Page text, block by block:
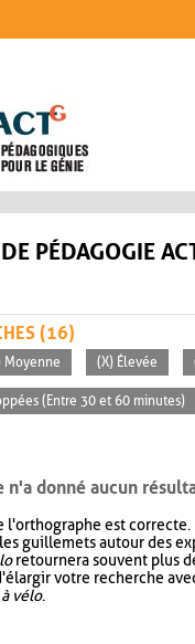
PÉDAGOGIE
(16)
Moyenne (X) Élevée
(Entre 30 et 60 minutes)
n'a donné aucun
l'orthographe est correcte.
guillemets autour des
retournera souvent plus
votre recherche
vélo.